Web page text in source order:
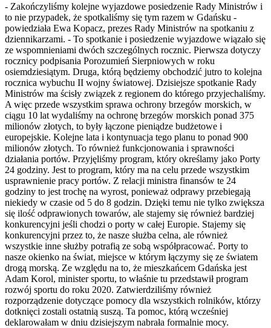
- Zakończyliśmy kolejne wyjazdowe posiedzenie Rady Ministrów i
to nie przypadek, że spotkaliśmy się tym razem w Gdańsku -
powiedziała Ewa Kopacz, prezes Rady Ministrów na spotkaniu z
dziennikarzami. - To spotkanie i posiedzenie wyjazdowe wiązało się
ze wspomnieniami dwóch szczególnych rocznic. Pierwsza dotyczy
rocznicy podpisania Porozumień Sierpniowych w roku
osiemdziesiątym. Druga, którą będziemy obchodzić jutro to kolejna
rocznica wybuchu II wojny światowej. Dzisiejsze spotkanie Rady
Ministrów ma ścisły związek z regionem do którego przyjechaliśmy.
A więc przede wszystkim sprawa ochrony brzegów morskich, w
ciągu 10 lat wydaliśmy na ochronę brzegów morskich ponad 375
milionów złotych, to były łączone pieniądze budżetowe i
europejskie. Kolejne lata i kontynuacja tego planu to ponad 900
milionów złotych. To również funkcjonowania i sprawności
działania portów. Przyjęliśmy program, który określamy jako Porty
24 godziny. Jest to program, który ma na celu przede wszystkim
usprawnienie pracy portów. Z relacji ministra finansów te 24
godziny to jest trochę na wyrost, ponieważ odprawy przebiegają
niekiedy w czasie od 5 do 8 godzin. Dzięki temu nie tylko zwiększa
się ilość odprawionych towarów, ale stajemy się również bardziej
konkurencyjni jeśli chodzi o porty w całej Europie. Stajemy się
konkurencyjni przez to, że nasze służba celna, ale również
wszystkie inne służby potrafią ze sobą współpracować. Porty to
nasze okienko na świat, miejsce w którym łączymy się ze światem
drogą morską. Ze względu na to, że mieszkańcem Gdańska jest
Adam Korol, minister sportu, to właśnie tu przedstawił program
rozwój sportu do roku 2020. Zatwierdziliśmy również
rozporządzenie dotyczące pomocy dla wszystkich rolników, którzy
dotknięci zostali ostatnią suszą. Ta pomoc, którą wcześniej
deklarowałam w dniu dzisiejszym nabrała formalnie mocy.